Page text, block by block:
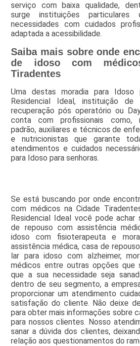
serviço com baixa qualidade,
surge instituições
necessidades com cuidados
adaptada a acessibilidade.
Saiba mais sobre onde
de idoso com
Tiradentes
Uma destas moradia para Idoso
Residencial Ideal, instituição de
recuperação pós operatório ou
conta com profissionais como,
padrão, auxiliares e técnicos de
e nutricionistas que garante
atendimentos e cuidados
para Idoso para senhoras.
Se está buscando por onde
com médicos na Cidade
Residencial Ideal você pode achar
de repouso com assistência
idoso com fisioterapeuta e
assistência médica, casa de
lar para idoso com alzheimer,
médicos entre outras opções que
que a sua necessidade seja
dentro de seu segmento, a
proporcionar um atendimento
satisfação do cliente. Não deixe
para obter mais informações sobre
para nossos clientes. Nosso
sanar a dúvida dos clientes,
relação aos questionamentos do